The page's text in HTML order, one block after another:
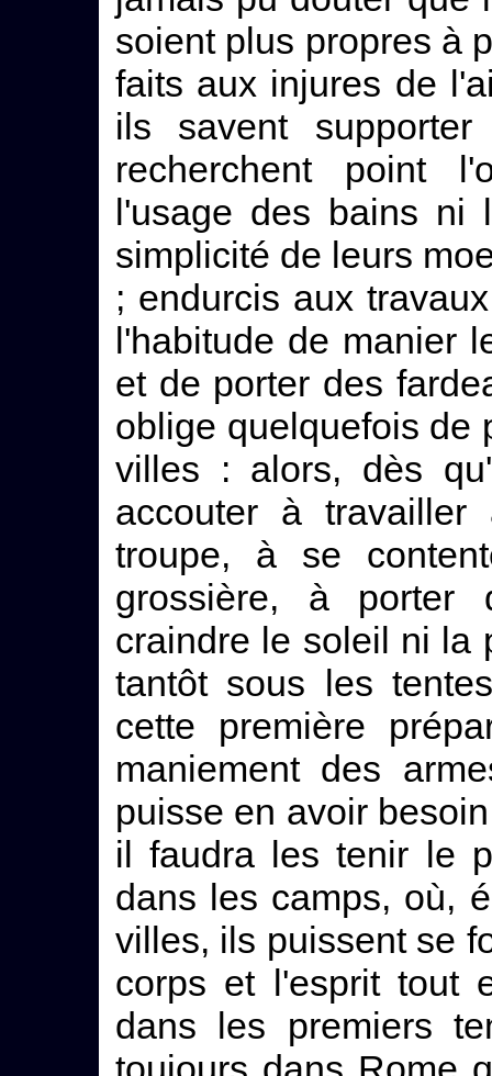
soient plus propres à
faits aux injures de
ils savent
recherchent point
l'usage des bains ni
simplicité de leurs
; endurcis aux
l'habitude de manier
et de porter des
oblige quelquefois de
villes : alors, dès
accouter à
troupe, à se
grossière, à porter
craindre le soleil ni la
tantôt sous les
cette première
maniement des
puisse en avoir
il faudra les tenir le
dans les camps, où,
villes, ils puissent se
corps et l'esprit tout
dans les premiers